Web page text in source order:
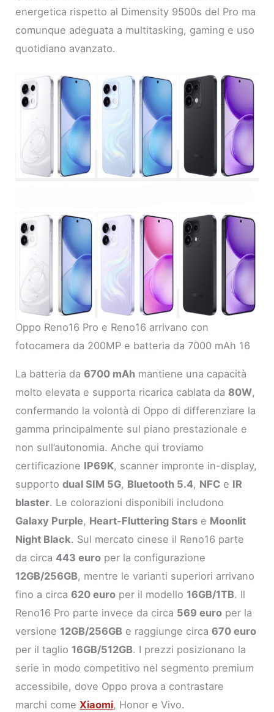
energetica rispetto al Dimensity 9500s del Pro ma
comunque adeguata a multitasking, gaming e uso
quotidiano avanzato.
Oppo Reno16 Pro e Reno16 arrivano con
fotocamera da 200MP e batteria da 7000 mAh 16
La batteria da6700 mAh mantiene una capacità
molto elevata e supporta ricarica cablata da 80W,
confermando la volontà di Oppo di differenziare la
gamma principalmente sul piano prestazionale e
non sull’autonomia. Anche qui troviamo
certificazione IP69K, scanner impronte in-display,
supportodual SIM 5G, Bluetooth 5.4, NFC e IR
blaster. Le colorazioni disponibili includono
Galaxy Purple, Heart-Fluttering Stars e Moonlit
Night Black. Sul mercato cinese il Reno16 parte
da circa443 euro per la configurazione
12GB/256GB, mentre le varianti superiori arrivano
fino a circa620 euro per il modello 16GB/1TB. Il
Reno16 Pro parte invece da circa 569 euro per la
versione 12GB/256GB e raggiunge circa670 euro
per il taglio 16GB/512GB. I prezzi posizionano la
serie in modo competitivo nel segmento premium
accessibile, dove Oppo prova a contrastare
marchi comeXiaomi, Honor e Vivo.